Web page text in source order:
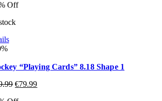
Off
“Playing Cards” 8.18 Shape 1
€79.99